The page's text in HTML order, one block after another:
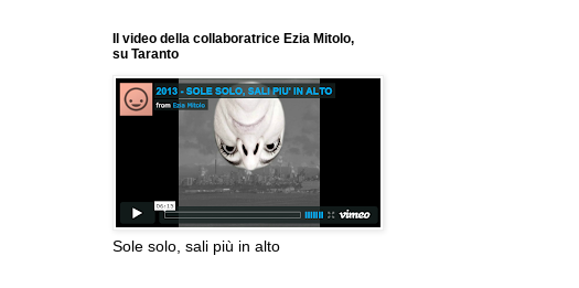
Il video della collaboratrice Ezia Mitolo,
su Taranto
Sole solo, sali più in alto